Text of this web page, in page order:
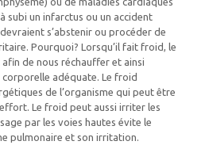
subi un infarctus ou un accident
s’abstenir ou procéder de
Pourquoi? Lorsqu’il fait froid, le
de nous réchauffer et ainsi
adéquate. Le froid
de l’organisme qui peut être
Le froid peut aussi irriter les
par les voies hautes évite le
pulmonaire et son irritation.